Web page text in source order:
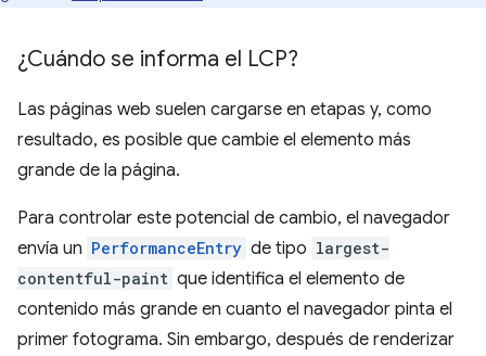
¿Cuándo se informa el LCP?
Las páginas web suelen cargarse en etapas y, como
resultado, es posible que cambie el elemento más
grande de la página.
Para controlar este potencial de cambio, el navegador
envía un PerformanceEntry de tipo largest-
contentful-paint que identifica el elemento de
contenido más grande en cuanto el navegador pinta el
primer fotograma. Sin embargo, después de renderizar